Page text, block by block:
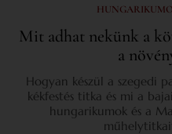
Mit adhat nekünk a
a
Hogyan készül a szegedi
kékfestés titka és mi a
hungarikumok és a